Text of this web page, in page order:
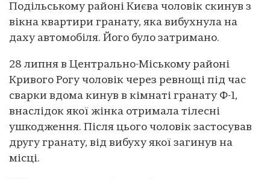
Подільському районі Києва чоловік скинув з
вікна квартири гранату, яка вибухнула на
даху автомобіля. Його було затримано.
28 липня в Центрально-Міському районі
Кривого Рогу чоловік через ревнощі під час
сварки вдома кинув в кімнаті гранату Ф-1,
внаслідок якої жінка отримала тілесні
ушкодження. Після цього чоловік застосував
другу гранату, від вибуху якої загинув на
місці.